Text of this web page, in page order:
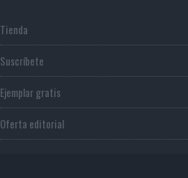
Tienda
Suscríbete
Ejemplar gratis
Oferta editorial